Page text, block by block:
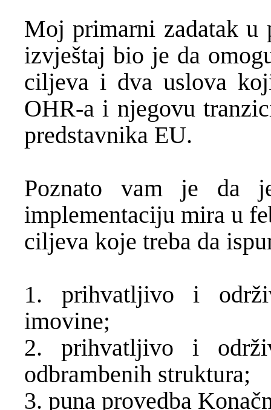
Moj primarni zadatak u
izvještaj bio je da
ciljeva i dva uslova
OHR-a i njegovu
predstavnika EU.
Poznato vam je da
implementaciju mira u
ciljeva koje treba da
1. prihvatljivo i
imovine;
2. prihvatljivo i
odbrambenih struktura;
3. puna provedba